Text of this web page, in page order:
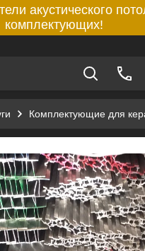
акустического
комплектующих!
Комплектующие для